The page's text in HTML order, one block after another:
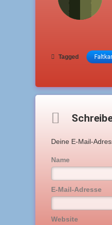
Tagged
Comments
Deine E-Mail-
Name
E-Mail-Adresse
Website